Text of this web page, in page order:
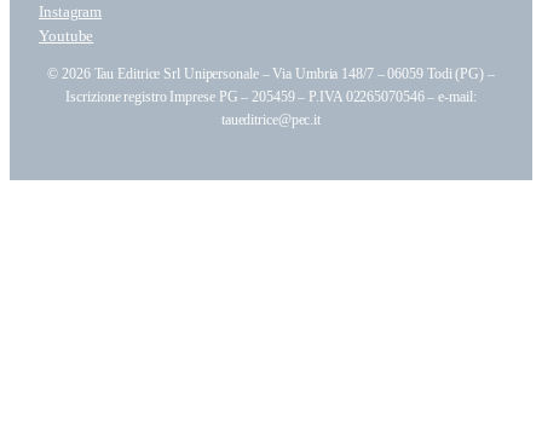
Instagram
Youtube
© 2026 Tau Editrice Srl Unipersonale – Via Umbria 148/7 – 06059 Todi (PG) –
Iscrizione registro Imprese PG – 205459 – P.IVA 02265070546 – e-mail:
taueditrice@pec.it